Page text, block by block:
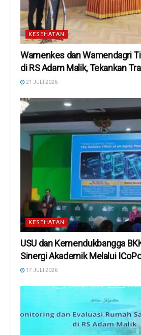
KESEHATAN
Wamenkes dan Wamendagri
di RS Adam Malik, Tekankan
21 JULI 2026
KESEHATAN
USU dan Kemendukbangga
Sinergi Akademik Melalui
17 JULI 2026